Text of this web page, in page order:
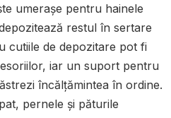
umerașe pentru hainele
restul în sertare
cutiile de depozitare pot fi
iar un suport pentru
încălțămintea în ordine.
pernele și păturile